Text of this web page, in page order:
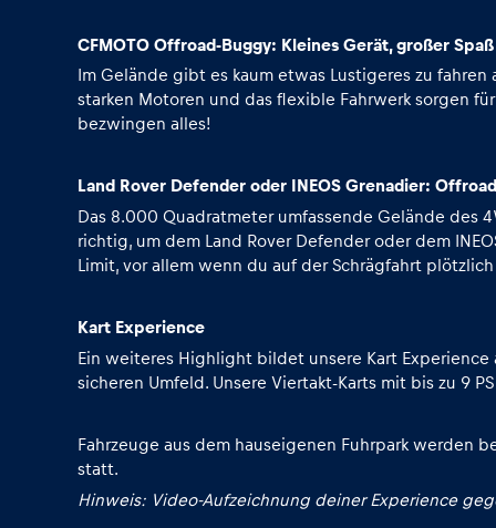
Glossar
CFMOTO Offroad-Buggy: Kleines Gerät, großer Spaß
Im Gelände gibt es kaum etwas Lustigeres zu
starken Motoren und das flexible Fahrwerk sorgen
bezwingen alles!
Land Rover Defender oder INEOS Grenadier:
Das 8.000 Quadratmeter umfassende Gelände des
richtig, um dem Land Rover Defender oder dem
Limit, vor allem wenn du auf der Schrägfahrt
Kart Experience
Ein weiteres Highlight bildet unsere Kart Experience
sicheren Umfeld. Unsere Viertakt-Karts mit bis zu 9
Fahrzeuge aus dem hauseigenen Fuhrpark werden
statt.
Hinweis: Video-Aufzeichnung deiner Experience